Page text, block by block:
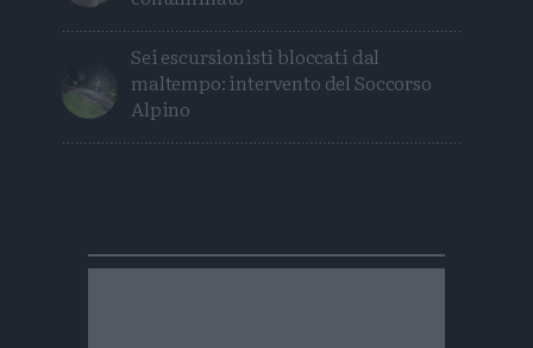
Sei escursionisti bloccati dal
maltempo: intervento del Soccorso
Alpino